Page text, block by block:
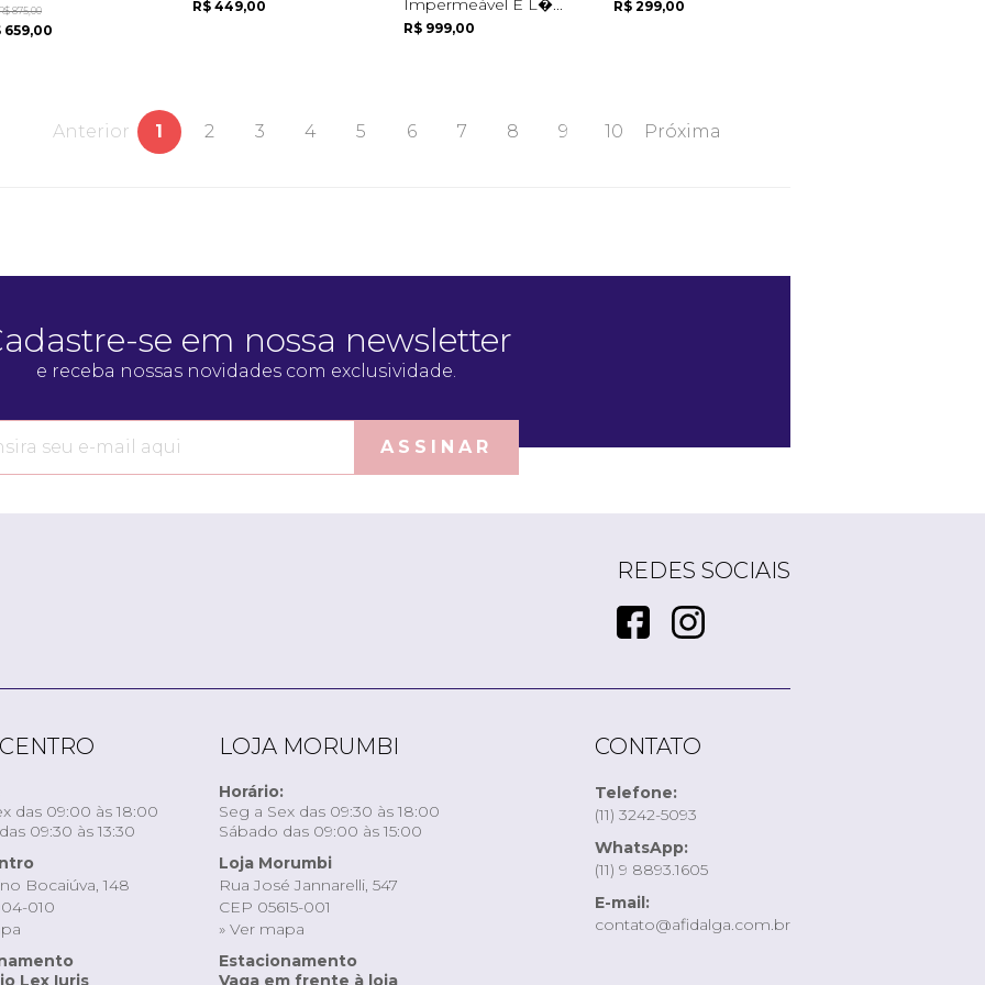
875,00
659,00
R$ 449,00
R$ 999,00
R$ 299,00
Anterior 1 2 3 4 5 6 7 8 9 10 Próxima
se em nossa newsletter
e receba nossas novidades com exclusividade.
ASSINAR
REDES SOCIAIS
das 09:00 às 18:00
09:30 às 13:30
Bocaiúva, 148
010
Lex Iuris
LOJA MORUMBI
Horário:
Seg a Sex das 09:30 às 18:00
Sábado das 09:00 às 15:00
Loja Morumbi
Rua José Jannarelli, 547
CEP 05615-001
» Ver mapa
Estacionamento
Vaga em frente à loja
CONTATO
Telefone:
(11) 3242-5093
WhatsApp:
(11) 9 8893.1605
E-mail:
contato@afidalga.com.br